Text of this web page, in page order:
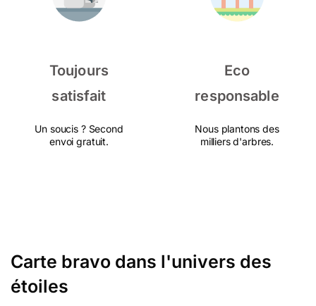
Toujours
satisfait
Un soucis ? Second
envoi gratuit.
Eco
responsable
Nous plantons des
milliers d'arbres.
Carte bravo dans l'univers des
étoiles